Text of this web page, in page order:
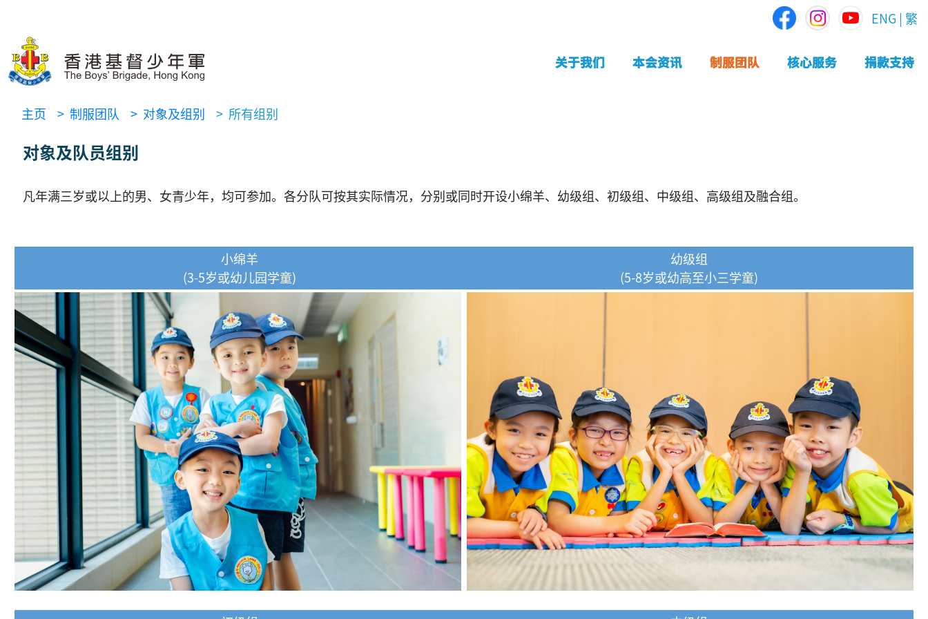
ENG | 繁
关于我们 本会资讯 制服团队 核心服务 捐款支持
主页 > 制服团队 > 对象及组别 > 所有组别
对象及队员组别
凡年满三岁或以上的男、女青少年，均可参加。各分队可按其实际情况，分别或同时开设小绵羊、幼级组、初级组、中级组、高级组及融合组。
小绵羊
(3-5岁或幼儿园学童)
幼级组
(5-8岁或幼高至小三学童)